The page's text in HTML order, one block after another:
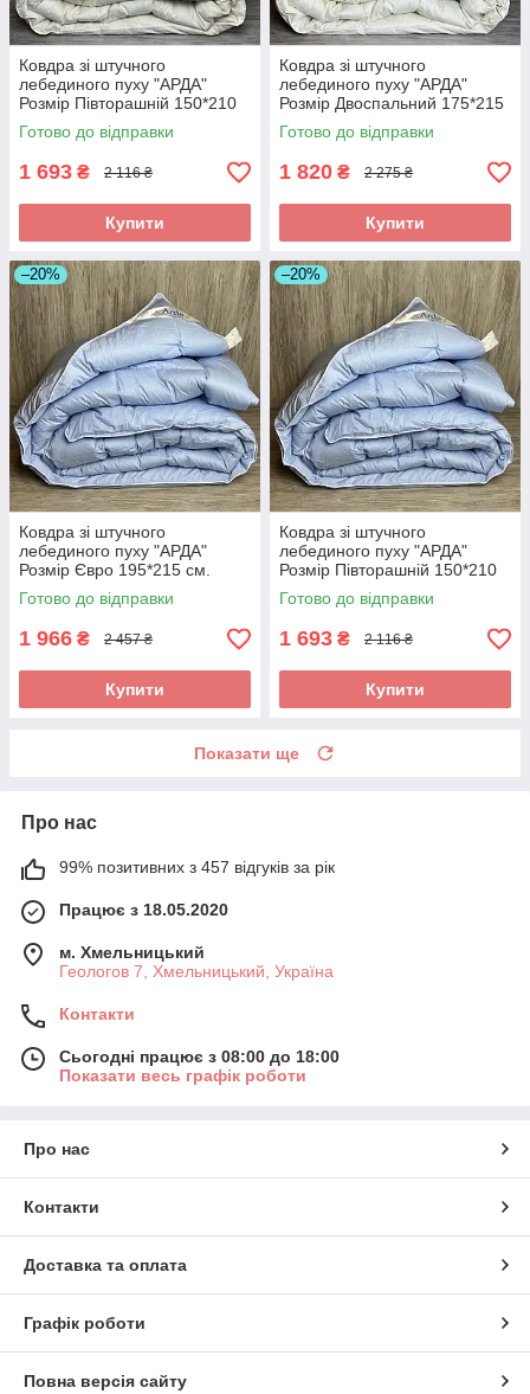
Ковдра зі штучного
лебединого пуху "АРДА"
Розмір Півторашній 150*210
см. Зимова тепла ковдра
Готово до відправки
1 693 ₴ 2 116 ₴
Купити
Ковдра зі штучного
лебединого пуху "АРДА"
Розмір Двоспальний 175*215
см. Зимова тепла ковдра
Готово до відправки
1 820 ₴ 2 275 ₴
Купити
–20%
Ковдра зі штучного
лебединого пуху "АРДА"
Розмір Євро 195*215 см.
Зимова тепла ковдра
Готово до відправки
1 966 ₴ 2 457 ₴
Купити
–20%
Ковдра зі штучного
лебединого пуху "АРДА"
Розмір Півторашній 150*210
см. Зимова тепла ковдра
Готово до відправки
1 693 ₴ 2 116 ₴
Купити
Показати ще
Про нас
99% позитивних з 457 відгуків за рік
Працює з 18.05.2020
м. Хмельницький
Геологов 7, Хмельницький, Україна
Контакти
Сьогодні працює з 08:00 до 18:00
Показати весь графік роботи
Про нас
Контакти
Доставка та оплата
Графік роботи
Повна версія сайту